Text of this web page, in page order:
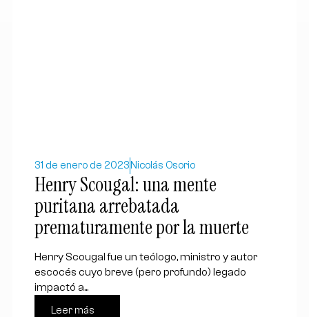
31 de enero de 2023 Nicolás Osorio
Henry Scougal: una mente
puritana arrebatada
prematuramente por la muerte
Henry Scougal fue un teólogo, ministro y autor
escocés cuyo breve (pero profundo) legado
impactó a...
Leer más